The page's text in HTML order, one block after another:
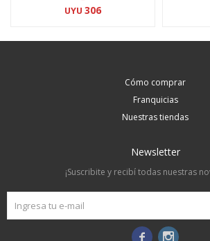
UYU 306
Cómo comprar
Franquicias
Nuestras tiendas
Newsletter
¡Suscribite y recibí todas nuestras
 